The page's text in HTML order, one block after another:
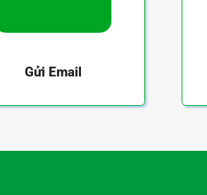
Gửi Email